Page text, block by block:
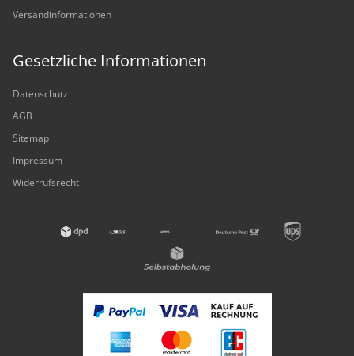
Versandinformationen
Gesetzliche Informationen
Datenschutz
AGB
Sitemap
Impressum
Widerrufsrecht